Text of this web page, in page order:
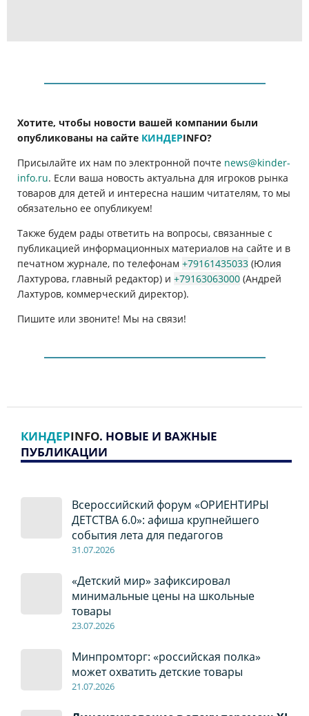
Хотите, чтобы новости вашей компании были
опубликованы на сайте КИНДЕРINFO?
Присылайте их нам по электронной почте news@kinder-
info.ru. Если ваша новость актуальна для игроков рынка
товаров для детей и интересна нашим читателям, то мы
обязательно ее опубликуем!
Также будем рады ответить на вопросы, связанные с
публикацией информационных материалов на сайте и в
печатном журнале, по телефонам +79161435033 (Юлия
Лахтурова, главный редактор) и +79163063000 (Андрей
Лахтуров, коммерческий директор).
Пишите или звоните! Мы на связи!
КИНДЕРINFO. НОВЫЕ И ВАЖНЫЕ
ПУБЛИКАЦИИ
Всероссийский форум «ОРИЕНТИРЫ
ДЕТСТВА 6.0»: афиша крупнейшего
события лета для педагогов
31.07.2026
«Детский мир» зафиксировал
минимальные цены на школьные
товары
23.07.2026
Минпромторг: «российская полка»
может охватить детские товары
21.07.2026